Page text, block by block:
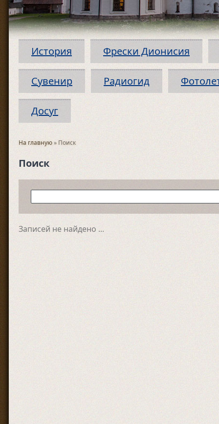
История Фрески Дионисия
Сувенир Радиогид
Досуг
На главную» Поиск
Поиск
Записей не найдено ...